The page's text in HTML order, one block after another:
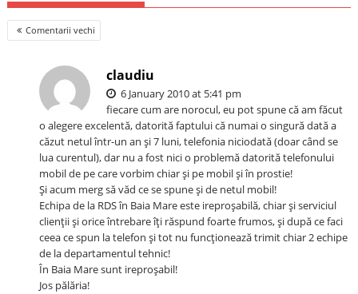
Comment
navigation
Comentarii vechi
claudiu
6 January 2010 at 5:41 pm
fiecare cum are norocul, eu pot spune că am făcut
o alegere excelentă, datorită faptului că numai o singură dată a
căzut netul într-un an şi 7 luni, telefonia niciodată (doar când se
lua curentul), dar nu a fost nici o problemă datorită telefonului
mobil de pe care vorbim chiar şi pe mobil şi în prostie!
Şi acum merg să văd ce se spune şi de netul mobil!
Echipa de la RDS în Baia Mare este ireproşabilă, chiar şi serviciul
clienţii şi orice întrebare îţi răspund foarte frumos, şi după ce faci
ceea ce spun la telefon şi tot nu funcţionează trimit chiar 2 echipe
de la departamentul tehnic!
În Baia Mare sunt ireproşabil!
Jos pălăria!